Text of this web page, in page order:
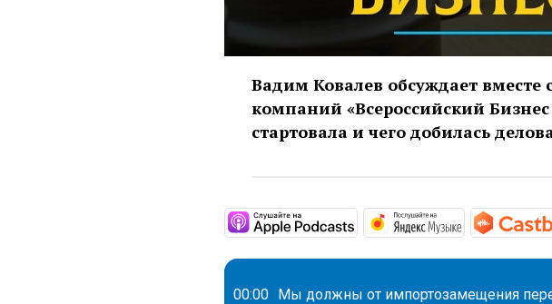
Вадим Ковалев обсуждает вместе
компаний «Всероссийский
стартовала и чего добилась
https://podcasts.apple.com/
https://
00:00